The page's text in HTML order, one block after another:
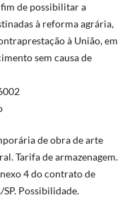
de possibilitar a
à reforma agrária,
à União, em
sem causa de
de obra de arte
Tarifa de armazenagem.
4 do contrato de
Possibilidade.